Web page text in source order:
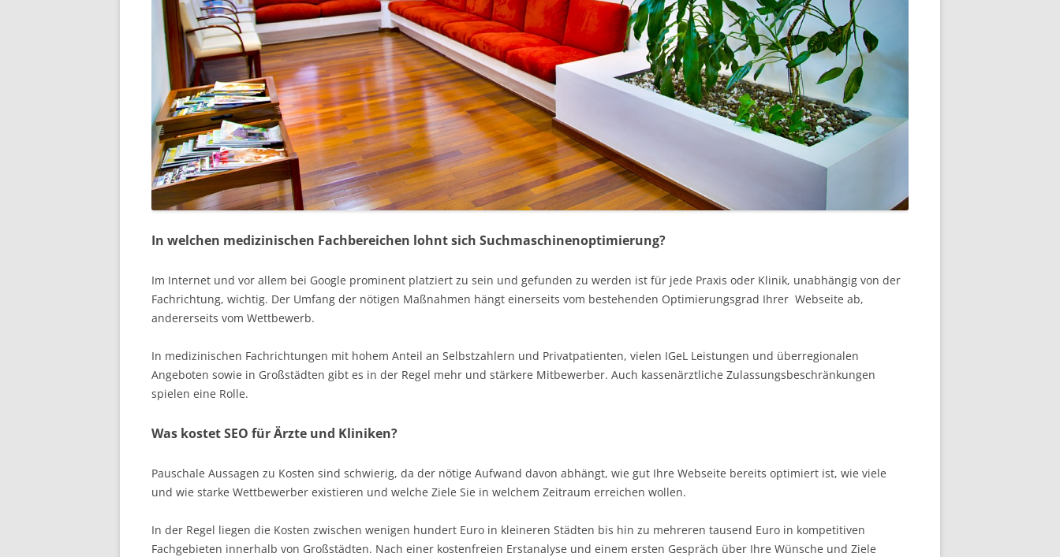
In welchen medizinischen Fachbereichen lohnt sich Suchmaschinenoptimierung?
Im Internet und vor allem bei Google prominent platziert zu sein und gefunden zu werden ist für jede Praxis oder Klinik, unabhängig von der
Fachrichtung, wichtig. Der Umfang der nötigen Maßnahmen hängt einerseits vom bestehenden Optimierungsgrad Ihrer Webseite ab,
andererseits vom Wettbewerb.
In medizinischen Fachrichtungen mit hohem Anteil an Selbstzahlern und Privatpatienten, vielen IGeL Leistungen und überregionalen
Angeboten sowie in Großstädten gibt es in der Regel mehr und stärkere Mitbewerber. Auch kassenärztliche Zulassungsbeschränkungen
spielen eine Rolle.
Was kostet SEO für Ärzte und Kliniken?
Pauschale Aussagen zu Kosten sind schwierig, da der nötige Aufwand davon abhängt, wie gut Ihre Webseite bereits optimiert ist, wie viele
und wie starke Wettbewerber existieren und welche Ziele Sie in welchem Zeitraum erreichen wollen.
In der Regel liegen die Kosten zwischen wenigen hundert Euro in kleineren Städten bis hin zu mehreren tausend Euro in kompetitiven
Fachgebieten innerhalb von Großstädten. Nach einer kostenfreien Erstanalyse und einem ersten Gespräch über Ihre Wünsche und Ziele